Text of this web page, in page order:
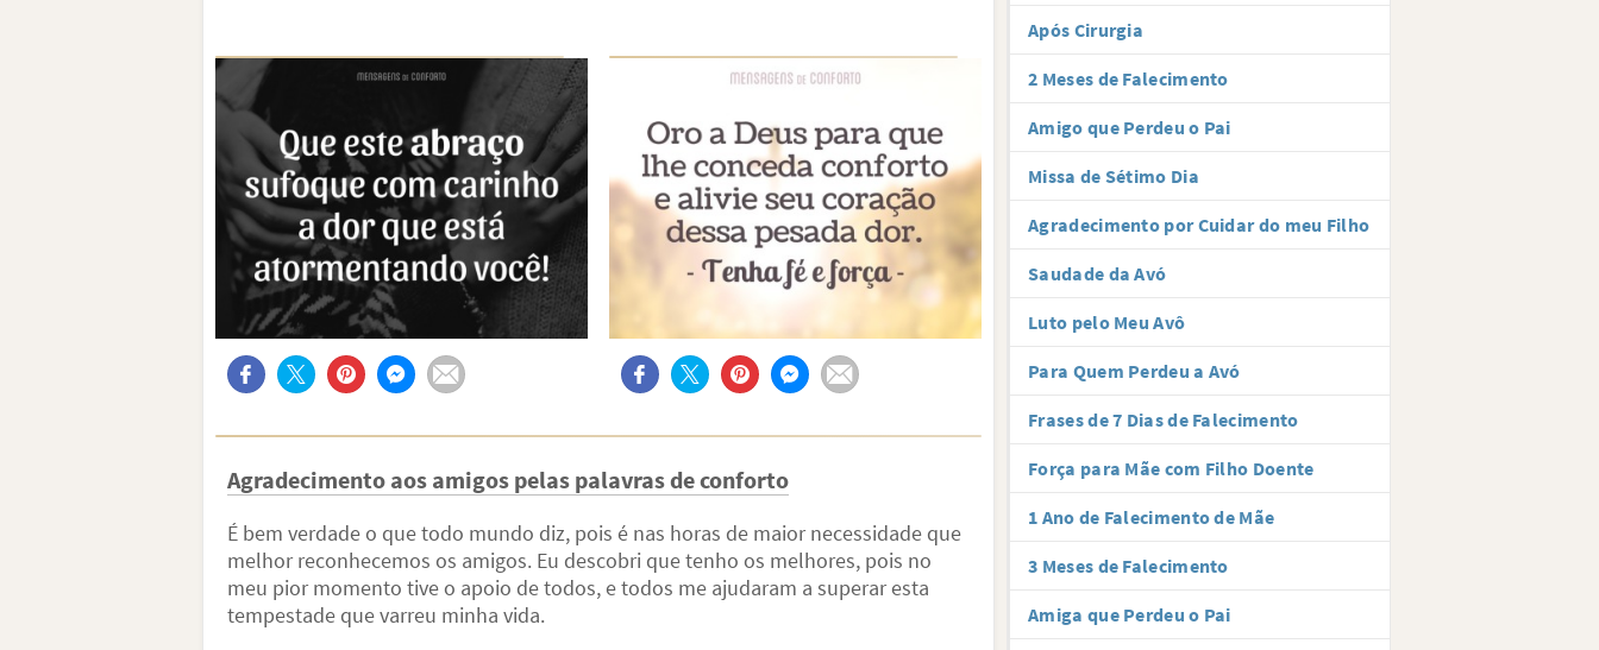
Agradecimento aos amigos pelas palavras de conforto
É bem verdade o que todo mundo diz, pois é nas horas de maior necessidade que
melhor reconhecemos os amigos. Eu descobri que tenho os melhores, pois no
meu pior momento tive o apoio de todos, e todos me ajudaram a superar esta
tempestade que varreu minha vida.
Após Cirurgia
2 Meses de Falecimento
Amigo que Perdeu o Pai
Missa de Sétimo Dia
Agradecimento por Cuidar do meu Filho
Saudade da Avó
Luto pelo Meu Avô
Para Quem Perdeu a Avó
Frases de 7 Dias de Falecimento
Força para Mãe com Filho Doente
1 Ano de Falecimento de Mãe
3 Meses de Falecimento
Amiga que Perdeu o Pai